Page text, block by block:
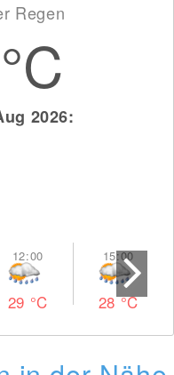
Regen
°C
2026:
29 °C 28°C